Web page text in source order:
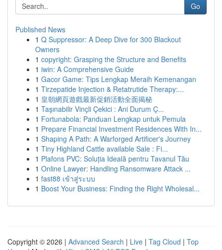
Go
Published News
1 Q Suppressor: A Deep Dive for 300 Blackout
Owners
1 copyright: Grasping the Structure and Benefits
1 iwin: A Comprehensive Guide
1 Gacor Game: Tips Lengkap Meraih Kemenangan
1 Tirzepatide Injection & Retatrutide Therapy:...
1 皇朝網頁遊戲最新促銷活動全面揭秘
1 Taşınabilir Vinçli Çekici : Ani Durum Ç...
1 Fortunabola: Panduan Lengkap untuk Pemula
1 Prepare Financial Investment Residences With In...
1 Shaping A Path: A Warforged Artificer's Journey
1 Tiny Highland Cattle available Sale : Fi...
1 Plafons PVC: Soluția Ideală pentru Tavanul Tău
1 Online Lawyer: Handling Ransomware Attack ...
1 fast88 เข้าสู่ระบบ
1 Boost Your Business: Finding the Right Wholesal...
Copyright © 2026 | Advanced Search | Live | Tag Cloud | Top